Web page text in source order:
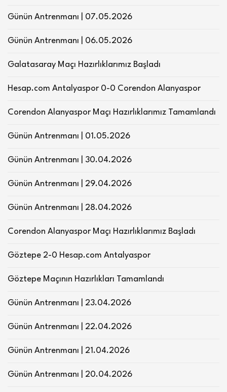
Günün Antrenmanı | 07.05.2026
Günün Antrenmanı | 06.05.2026
Galatasaray Maçı Hazırlıklarımız Başladı
Hesap.com Antalyaspor 0-0 Corendon Alanyaspor
Corendon Alanyaspor Maçı Hazırlıklarımız Tamamlandı
Günün Antrenmanı | 01.05.2026
Günün Antrenmanı | 30.04.2026
Günün Antrenmanı | 29.04.2026
Günün Antrenmanı | 28.04.2026
Corendon Alanyaspor Maçı Hazırlıklarımız Başladı
Göztepe 2-0 Hesap.com Antalyaspor
Göztepe Maçının Hazırlıkları Tamamlandı
Günün Antrenmanı | 23.04.2026
Günün Antrenmanı | 22.04.2026
Günün Antrenmanı | 21.04.2026
Günün Antrenmanı | 20.04.2026